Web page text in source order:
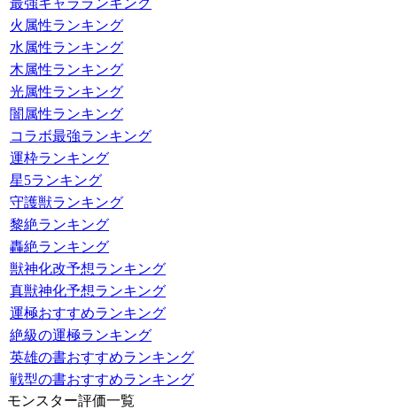
最強キャラランキング
火属性ランキング
水属性ランキング
木属性ランキング
光属性ランキング
闇属性ランキング
コラボ最強ランキング
運枠ランキング
星5ランキング
守護獣ランキング
黎絶ランキング
轟絶ランキング
獣神化改予想ランキング
真獣神化予想ランキング
運極おすすめランキング
絶級の運極ランキング
英雄の書おすすめランキング
戦型の書おすすめランキング
モンスター評価一覧